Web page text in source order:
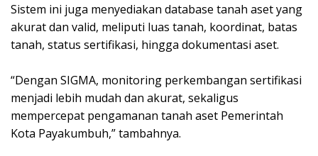
Sistem ini juga menyediakan database tanah aset yang
akurat dan valid, meliputi luas tanah, koordinat, batas
tanah, status sertifikasi, hingga dokumentasi aset.
‎“Dengan SIGMA, monitoring perkembangan sertifikasi
menjadi lebih mudah dan akurat, sekaligus
mempercepat pengamanan tanah aset Pemerintah
Kota Payakumbuh,” tambahnya.